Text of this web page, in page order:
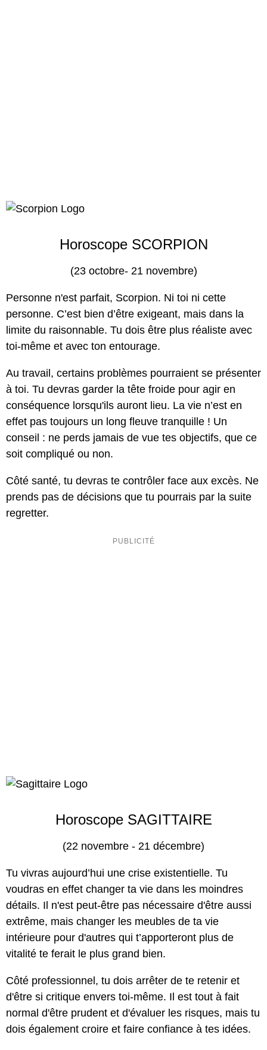
Horoscope SCORPION
(23 octobre- 21 novembre)
Personne n'est parfait, Scorpion. Ni toi ni cette
personne. C’est bien d’être exigeant, mais dans la
limite du raisonnable. Tu dois être plus réaliste avec
toi-même et avec ton entourage.
Au travail, certains problèmes pourraient se présenter
à toi. Tu devras garder la tête froide pour agir en
conséquence lorsqu'ils auront lieu. La vie n’est en
effet pas toujours un long fleuve tranquille ! Un
conseil : ne perds jamais de vue tes objectifs, que ce
soit compliqué ou non.
Côté santé, tu devras te contrôler face aux excès. Ne
prends pas de décisions que tu pourrais par la suite
regretter.
Horoscope SAGITTAIRE
(22 novembre - 21 décembre)
Tu vivras aujourd’hui une crise existentielle. Tu
voudras en effet changer ta vie dans les moindres
détails. Il n'est peut-être pas nécessaire d'être aussi
extrême, mais changer les meubles de ta vie
intérieure pour d'autres qui t’apporteront plus de
vitalité te ferait le plus grand bien.
Côté professionnel, tu dois arrêter de te retenir et
d'être si critique envers toi-même. Il est tout à fait
normal d'être prudent et d'évaluer les risques, mais tu
dois également croire et faire confiance à tes idées.